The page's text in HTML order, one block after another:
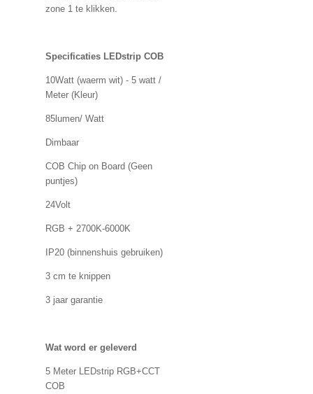
zone 1 te klikken.
Specificaties LEDstrip COB
10Watt (waerm wit) - 5 watt /
Meter (Kleur)
85lumen/ Watt
Dimbaar
COB Chip on Board (Geen
puntjes)
24Volt
RGB + 2700K-6000K
IP20 (binnenshuis gebruiken)
3 cm te knippen
3 jaar garantie
Wat word er geleverd
5 Meter LEDstrip RGB+CCT
COB